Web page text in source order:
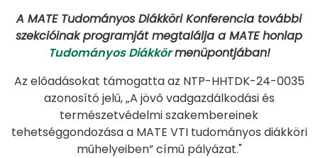
A MATE Tudományos Diákköri Konferencia további
szekcióinak programját megtalálja a MATE honlap
Tudományos Diákkörmenüpontjában!
Az előadásokat támogatta az NTP-HHTDK-24-0035
azonosító jelű, „A jövő vadgazdálkodási és
természetvédelmi szakembereinek
tehetséggondozása a MATE VTI tudományos diákköri
műhelyeiben” című pályázat."